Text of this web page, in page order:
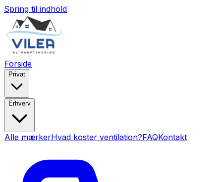
Spring til indhold
Forside
Privat
Erhverv
Alle mærkerHvad koster ventilation?FAQKontakt